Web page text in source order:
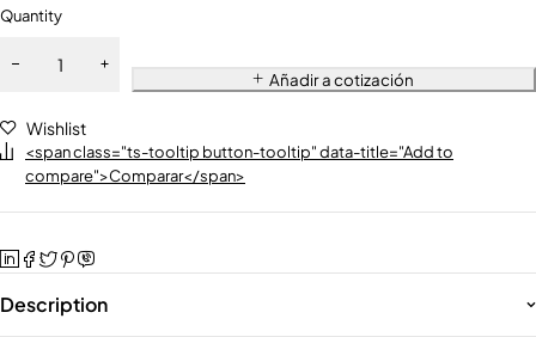
Quantity
Añadir a cotización
Wishlist
<span class="ts-tooltip button-tooltip" data-title="Add to
compare">Comparar</span>
Description